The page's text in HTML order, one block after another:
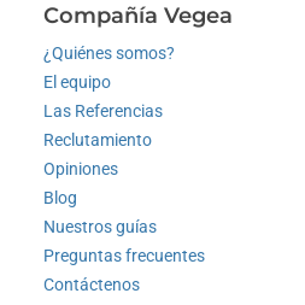
Compañía Vegea
¿Quiénes somos?
El equipo
Las Referencias
Reclutamiento
Opiniones
Blog
Nuestros guías
Preguntas frecuentes
Contáctenos